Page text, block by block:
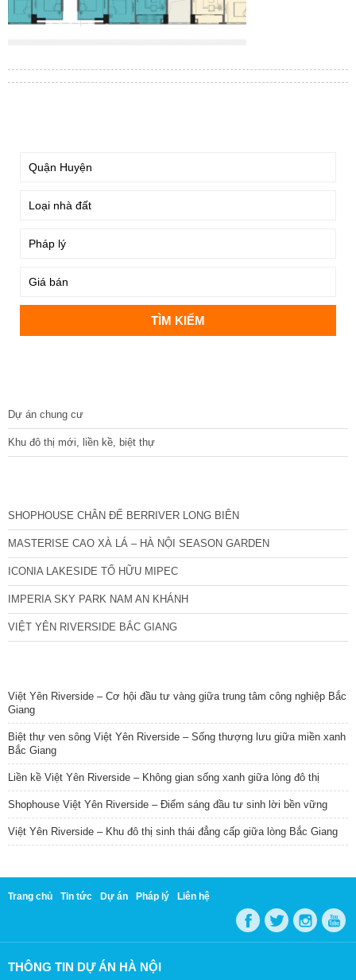
Dự án chung cư
Khu đô thị mới, liền kề, biệt thự
SHOPHOUSE CHÂN ĐẾ BERRIVER LONG BIÊN
MASTERISE CAO XÀ LÁ – HÀ NỘI SEASON GARDEN
ICONIA LAKESIDE TỐ HỮU MIPEC
IMPERIA SKY PARK NAM AN KHÁNH
VIỆT YÊN RIVERSIDE BẮC GIANG
Việt Yên Riverside – Cơ hội đầu tư vàng giữa trung tâm công nghiệp Bắc
Giang
Biệt thự ven sông Việt Yên Riverside – Sống thượng lưu giữa miền xanh
Bắc Giang
Liền kề Việt Yên Riverside – Không gian sống xanh giữa lòng đô thị
Shophouse Việt Yên Riverside – Điểm sáng đầu tư sinh lời bền vững
Việt Yên Riverside – Khu đô thị sinh thái đẳng cấp giữa lòng Bắc Giang
Trang chủ Tin tức Dự án Pháp lý Liên hệ
THÔNG TIN DỰ ÁN HÀ NỘI